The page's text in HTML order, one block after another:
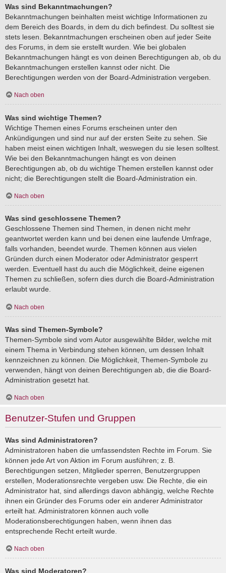
Was sind Bekanntmachungen?
Bekanntmachungen beinhalten meist wichtige Informationen zu
dem Bereich des Boards, in dem du dich befindest. Du solltest sie
stets lesen. Bekanntmachungen erscheinen oben auf jeder Seite
des Forums, in dem sie erstellt wurden. Wie bei globalen
Bekanntmachungen hängt es von deinen Berechtigungen ab, ob du
Bekanntmachungen erstellen kannst oder nicht. Die
Berechtigungen werden von der Board-Administration vergeben.
Nach oben
Was sind wichtige Themen?
Wichtige Themen eines Forums erscheinen unter den
Ankündigungen und sind nur auf der ersten Seite zu sehen. Sie
haben meist einen wichtigen Inhalt, weswegen du sie lesen solltest.
Wie bei den Bekanntmachungen hängt es von deinen
Berechtigungen ab, ob du wichtige Themen erstellen kannst oder
nicht; die Berechtigungen stellt die Board-Administration ein.
Nach oben
Was sind geschlossene Themen?
Geschlossene Themen sind Themen, in denen nicht mehr
geantwortet werden kann und bei denen eine laufende Umfrage,
falls vorhanden, beendet wurde. Themen können aus vielen
Gründen durch einen Moderator oder Administrator gesperrt
werden. Eventuell hast du auch die Möglichkeit, deine eigenen
Themen zu schließen, sofern dies durch die Board-Administration
erlaubt wurde.
Nach oben
Was sind Themen-Symbole?
Themen-Symbole sind vom Autor ausgewählte Bilder, welche mit
einem Thema in Verbindung stehen können, um dessen Inhalt
kennzeichnen zu können. Die Möglichkeit, Themen-Symbole zu
verwenden, hängt von deinen Berechtigungen ab, die die Board-
Administration gesetzt hat.
Nach oben
Benutzer-Stufen und Gruppen
Was sind Administratoren?
Administratoren haben die umfassendsten Rechte im Forum. Sie
können jede Art von Aktion im Forum ausführen; z. B.
Berechtigungen setzen, Mitglieder sperren, Benutzergruppen
erstellen, Moderationsrechte vergeben usw. Die Rechte, die ein
Administrator hat, sind allerdings davon abhängig, welche Rechte
ihnen ein Gründer des Forums oder ein anderer Administrator
erteilt hat. Administratoren können auch volle
Moderationsberechtigungen haben, wenn ihnen das
entsprechende Recht erteilt wurde.
Nach oben
Was sind Moderatoren?